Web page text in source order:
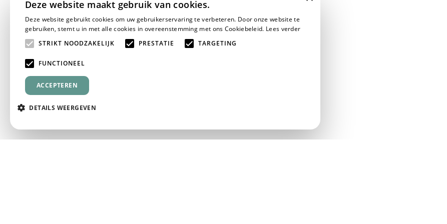
Deze website maakt gebruik van cookies.
Deze website gebruikt cookies om uw gebruikerservaring te verbeteren. Door onze website te
gebruiken, stemt u in met alle cookies in overeenstemming met ons Cookiebeleid. Lees verder
STRIKT NOODZAKELIJK
PRESTATIE TARGETING
FUNCTIONEEL
ACCEPTEREN
DETAILS WEERGEVEN